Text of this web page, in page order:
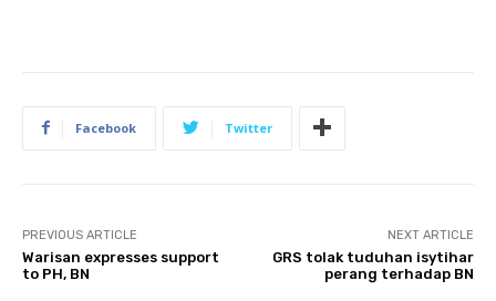
Facebook Twitter
PREVIOUS ARTICLE
Warisan expresses support
to PH, BN
NEXT ARTICLE
GRS tolak tuduhan isytihar
perang terhadap BN